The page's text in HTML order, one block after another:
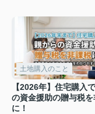
土地購入のこと
【2026年】住宅購入
の資金援助の贈与税
に！